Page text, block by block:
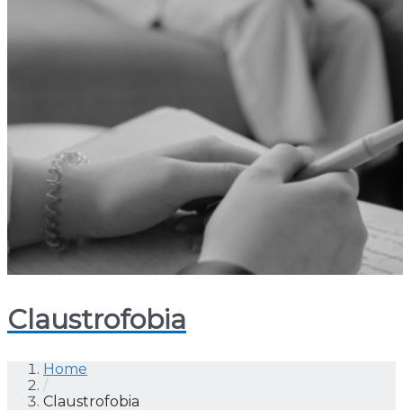
Claustrofobia
Home
/
Claustrofobia